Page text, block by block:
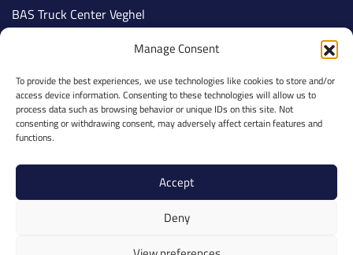
Manage Consent
To provide the best experiences, we use technologies like cookies to store and/or
access device information. Consenting to these technologies will allow us to
process data such as browsing behavior or unique IDs on this site. Not
consenting or withdrawing consent, may adversely affect certain features and
functions.
Accept
Deny
BAS Truck Center Veghel
BAS Truck Center Tilburg
BAS Truck Center Veldhoven
Volg ons